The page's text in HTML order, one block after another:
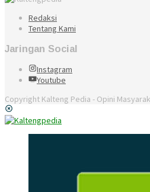
Redaksi
Tentang Kami
Jaringan Social
Instagram
Youtube
Copyright Kalteng Pedia - Opini